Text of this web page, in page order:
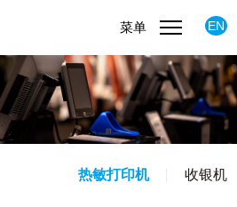
EN
菜单
热敏打印机 收银机